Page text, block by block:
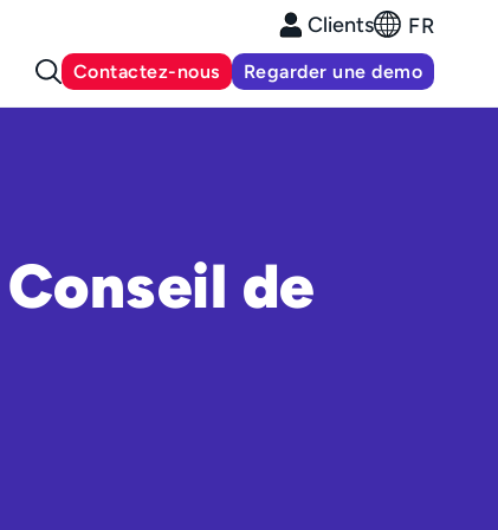
Clients FR
Contactez-nous Regarder une demo
de